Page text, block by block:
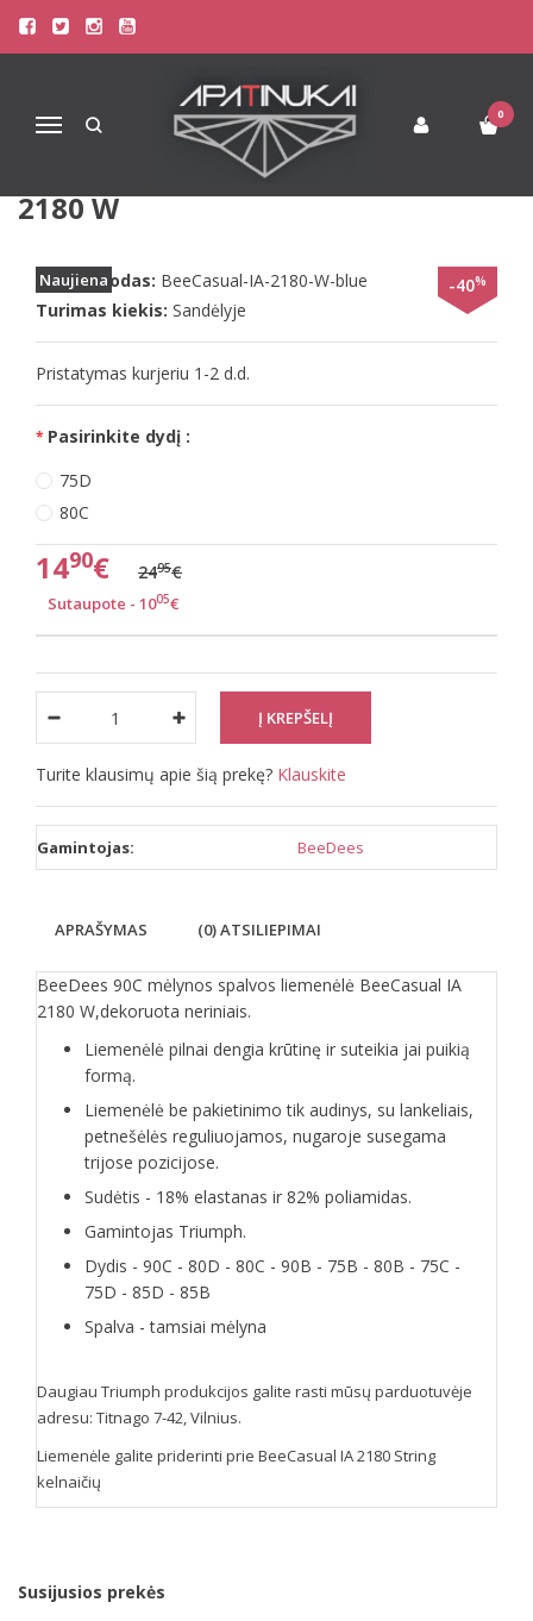
Navigacija
0
Pagrindinis Liemenėlės
Triumph Liemenėlės
BEEDEES 90C 80D MĖLYNOS
SPALVOS LIEMENĖLĖ BEECASUAL IA
2180 W
Naujiena -40%
Prekės kodas: BeeCasual-IA-2180-W-blue
Turimas kiekis: Sandėlyje
Pristatymas kurjeriu 1-2 d.d.
Pasirinkite dydį :
75D
80C
1490€ 2495€
Sutaupote - 1005€
Turite klausimų apie šią prekę? Klauskite
Gamintojas: BeeDees
APRAŠYMAS (0) ATSILIEPIMAI
BeeDees 90C mėlynos spalvos liemenėlė BeeCasual IA
2180 W,dekoruota neriniais.
Liemenėlė pilnai dengia krūtinę ir suteikia jai puikią
formą.
Liemenėlė be pakietinimo tik audinys, su lankeliais,
petnešėlės reguliuojamos, nugaroje susegama
trijose pozicijose.
Sudėtis - 18% elastanas ir 82% poliamidas.
Gamintojas Triumph.
Dydis - 90C - 80D - 80C - 90B - 75B - 80B - 75C -
75D - 85D - 85B
Spalva - tamsiai mėlyna
Daugiau Triumph produkcijos galite rasti mūsų parduotuvėje
adresu: Titnago 7-42, Vilnius.
Liemenėle galite priderinti prie BeeCasual IA 2180 String
kelnaičių
Susijusios prekės